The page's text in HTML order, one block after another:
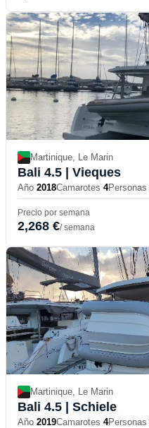
Martinique, Le Marin
Bali 4.5 | Vieques
Año 2018Camarotes 4Personas
Precio por semana
2,268 €/ semana
Martinique, Le Marin
Bali 4.5 | Schiele
Año 2019Camarotes 4Personas